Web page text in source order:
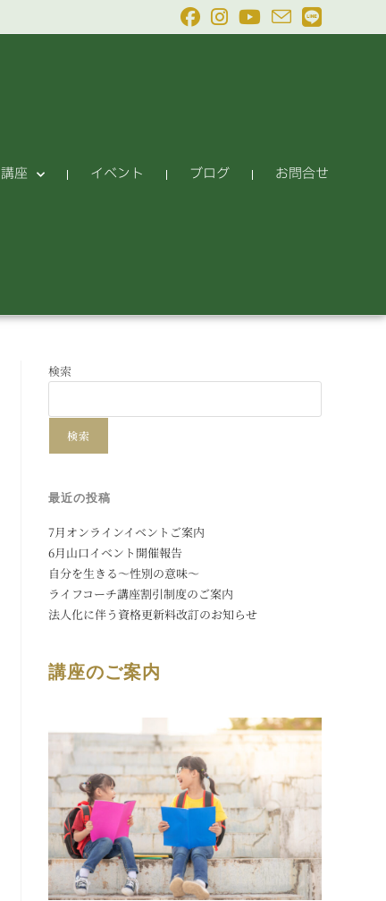
講座 イベント ブログ お問合せ
検索
検索
最近の投稿
7月オンラインイベントご案内
6月山口イベント開催報告
自分を生きる〜性別の意味〜
ライフコーチ講座割引制度のご案内
法人化に伴う資格更新料改訂のお知らせ
講座のご案内